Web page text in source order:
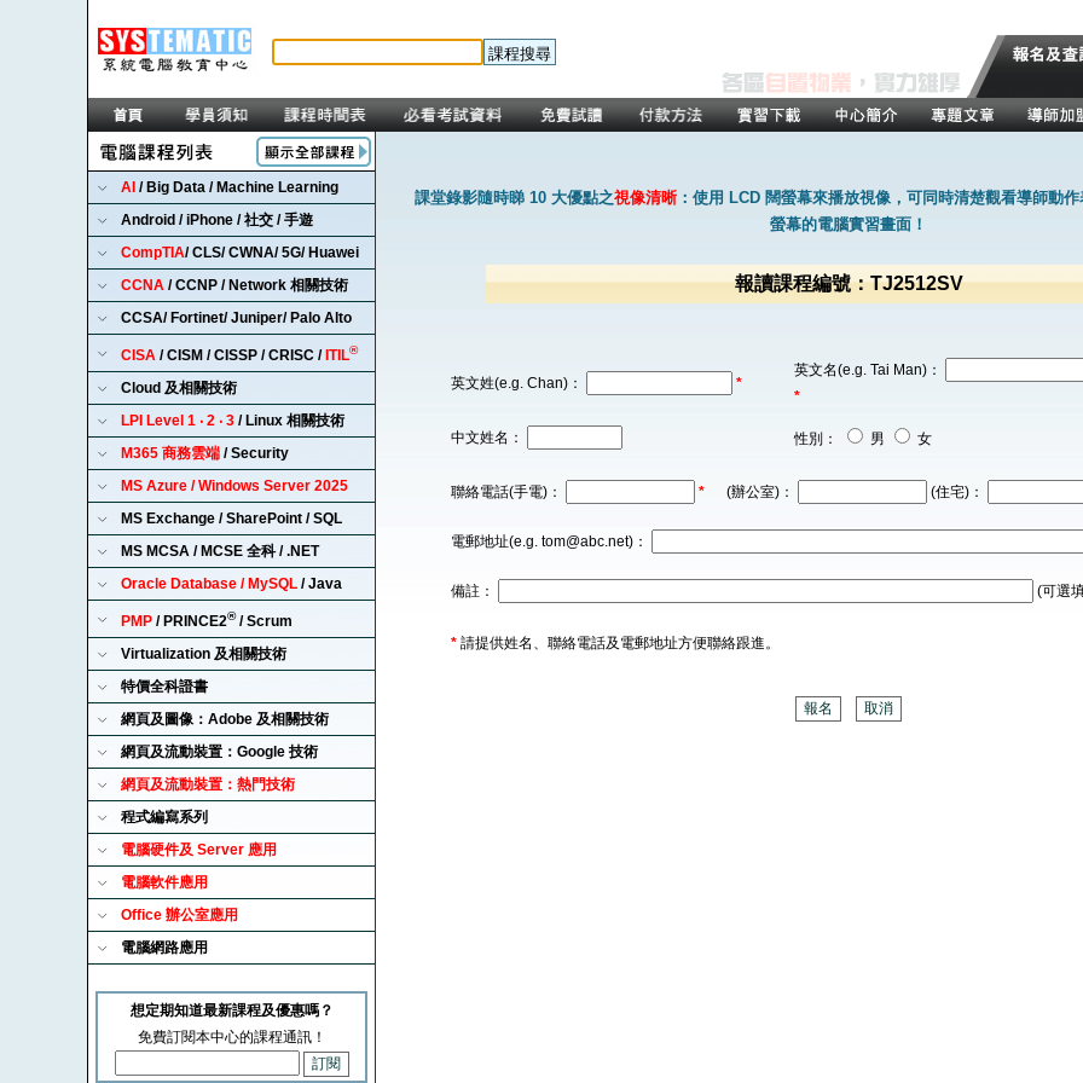
AI / Big Data / Machine Learning
Android / iPhone / 社交 / 手遊
CompTIA/ CLS/ CWNA/ 5G/ Huawei
CCNA / CCNP / Network 相關技術
CCSA/ Fortinet/ Juniper/ Palo Alto
CISA / CISM / CISSP / CRISC / ITIL®
Cloud 及相關技術
LPI Level 1 ‧ 2 ‧ 3 / Linux 相關技術
M365 商務雲端 / Security
MS Azure / Windows Server 2025
MS Exchange / SharePoint / SQL
MS MCSA / MCSE 全科 / .NET
Oracle Database / MySQL / Java
PMP / PRINCE2®/ Scrum
Virtualization 及相關技術
特價全科證書
網頁及圖像：Adobe 及相關技術
網頁及流動裝置：Google 技術
網頁及流動裝置：熱門技術
程式編寫系列
電腦硬件及 Server 應用
電腦軟件應用
Office 辦公室應用
電腦網路應用
想定期知道最新課程及優惠嗎？
免費訂閱本中心的課程通訊！
課堂錄影隨時睇 10 大優點之視像清晰：使用 LCD 闊螢幕來播放視像，可同時清楚觀看導師動
螢幕的電腦實習畫面！
報讀課程編號：TJ2512SV
英文姓(e.g. Chan)： *
英文名(e.g. Tai Man)：
*
中文姓名： 性別： 男 女
聯絡電話(手電)： * (辦公室)： (住宅)：
電郵地址(e.g. tom@abc.net)：
備註： (可選
* 請提供姓名、聯絡電話及電郵地址方便聯絡跟進。